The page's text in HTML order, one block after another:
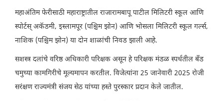
महाअंतिम फेरीसाठी महाराष्ट्रातील राजारामबापू पाटील मिलिटरी स्कूल आणि
स्पोर्टस् अकॅडमी, इस्लामपूर (पश्चिम झोन) आणि भोसला मिलिटरी स्कूल गर्ल्स,
नाशिक (पश्चिम झोन) या दोन शाळांची निवड झाली आहे.
सशस्त्र दलांचे वरिष्ठ अधिकारी परिक्षक असून हे परिक्षक मंडळ स्पर्धतील बँड
चमुच्या कामगिरीचे मूल्यमापन करतील. विजेत्यांना 25 जानेवारी 2025 रोजी
सरंक्षण राज्यमंत्री संजय सेठ यांच्या हस्ते पुरस्कार प्रदान केले जातील.